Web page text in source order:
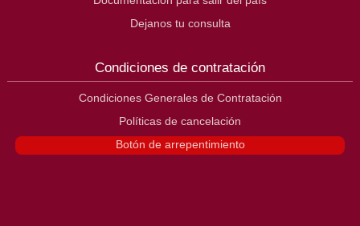
Dejanos tu consulta
Condiciones de contratación
Condiciones Generales de Contratación
Políticas de cancelación
Botón de arrepentimiento